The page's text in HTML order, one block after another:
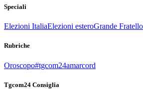
Speciali
Elezioni ItaliaElezioni esteroGrande Fratello
Rubriche
Oroscopo#tgcom24amarcord
Tgcom24 Consiglia